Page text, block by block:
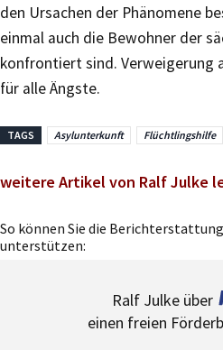
den Ursachen der Phänomene
einmal auch die Bewohner der
konfrontiert sind. Verweigerung
für alle Ängste.
TAGS Asylunterkunft Flüchtlingshilfe
weitere Artikel von Ralf Julke
So können Sie die
unterstützen:
Ralf Julke über
einen freien